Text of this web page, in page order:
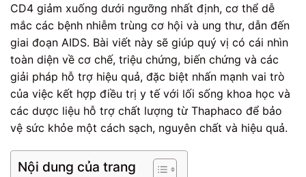
CD4 giảm xuống dưới ngưỡng nhất định, cơ thể dễ
mắc các bệnh nhiễm trùng cơ hội và ung thư, dẫn đến
giai đoạn AIDS. Bài viết này sẽ giúp quý vị có cái nhìn
toàn diện về cơ chế, triệu chứng, biến chứng và các
giải pháp hỗ trợ hiệu quả, đặc biệt nhấn mạnh vai trò
của việc kết hợp điều trị y tế với lối sống khoa học và
các dược liệu hỗ trợ chất lượng từ Thaphaco để bảo
vệ sức khỏe một cách sạch, nguyên chất và hiệu quả.
Nội dung của trang